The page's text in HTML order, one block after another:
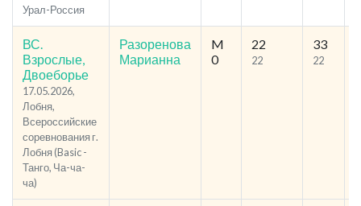
Урал-Россия
ВС.
Взрослые,
Двоеборье
17.05.2026,
Лобня,
Всероссийские
соревнования г.
Лобня (Basic -
Танго, Ча-ча-
ча)
Разоренова
Марианна
M
0
22
22
33
22